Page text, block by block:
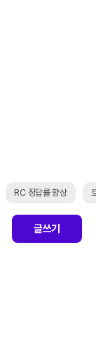
RC 정답률 향상
글쓰기